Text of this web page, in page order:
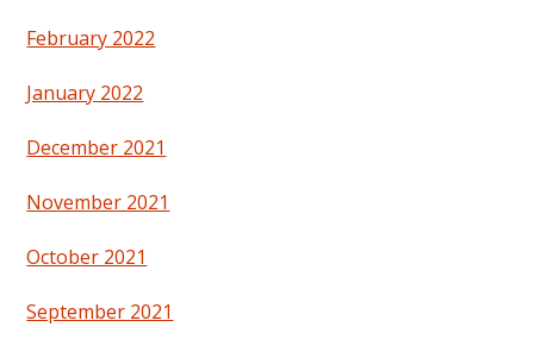
February 2022
January 2022
December 2021
November 2021
October 2021
September 2021